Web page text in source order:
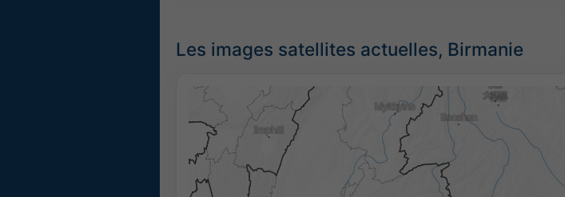
Les images satellites actuelles, Birmanie